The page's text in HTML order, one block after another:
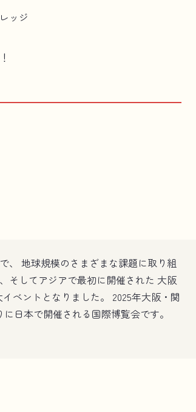
ッジ
、 地球規模のさまざまな課題に取り組
そしてアジアで最初に開催された 大阪
ベントとなりました。 2025年大阪・関
日本で開催される国際博覧会です。